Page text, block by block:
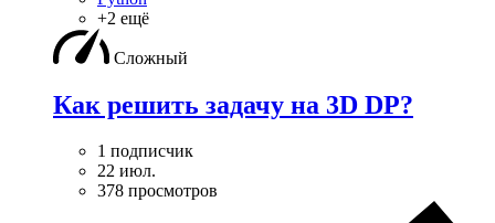
+2 ещё
Сложный
Как решить задачу на 3D DP?
1 подписчик
22 июл.
378 просмотров